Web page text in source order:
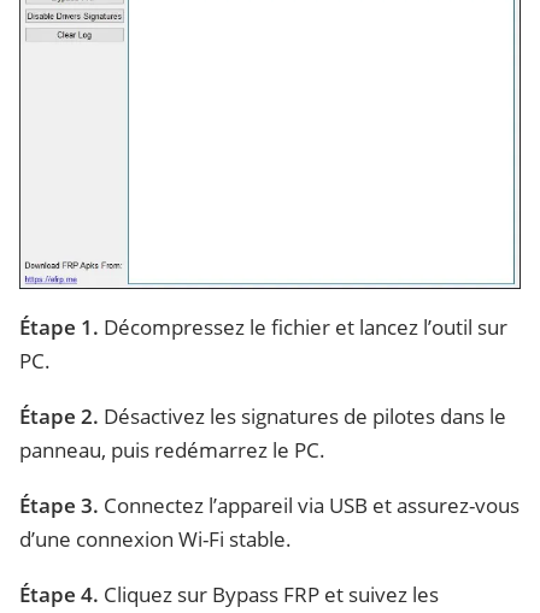
Étape 1. Décompressez le fichier et lancez l’outil sur
PC.
Étape 2. Désactivez les signatures de pilotes dans le
panneau, puis redémarrez le PC.
Étape 3. Connectez l’appareil via USB et assurez-vous
d’une connexion Wi-Fi stable.
Étape 4. Cliquez sur Bypass FRP et suivez les